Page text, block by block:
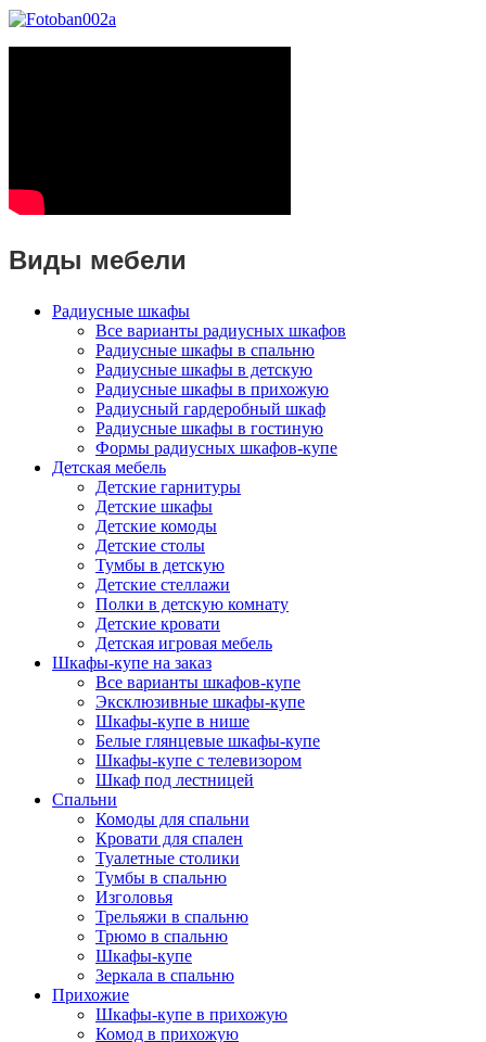
Виды мебели
Радиусные шкафы
Все варианты радиусных шкафов
Радиусные шкафы в спальню
Радиусные шкафы в детскую
Радиусные шкафы в прихожую
Радиусный гардеробный шкаф
Радиусные шкафы в гостиную
Формы радиусных шкафов-купе
Детская мебель
Детские гарнитуры
Детские шкафы
Детские комоды
Детские столы
Тумбы в детскую
Детские стеллажи
Полки в детскую комнату
Детские кровати
Детская игровая мебель
Шкафы-купе на заказ
Все варианты шкафов-купе
Эксклюзивные шкафы-купе
Шкафы-купе в нише
Белые глянцевые шкафы-купе
Шкафы-купе с телевизором
Шкаф под лестницей
Спальни
Комоды для спальни
Кровати для спален
Туалетные столики
Тумбы в спальню
Изголовья
Трельяжи в спальню
Трюмо в спальню
Шкафы-купе
Зеркала в спальню
Прихожие
Шкафы-купе в прихожую
Комод в прихожую